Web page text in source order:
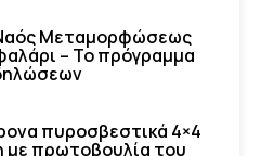
Ναός Μεταμορφώσεως
– Το πρόγραμμα
πυροσβεστικά 4×4
πρωτοβουλία του